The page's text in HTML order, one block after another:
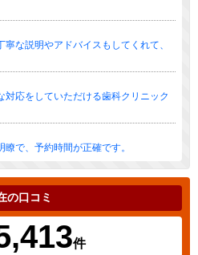
な説明やアドバイスもしてくれて、
応をしていただける歯科クリニック
で、予約時間が正確です。
の口コミ
件